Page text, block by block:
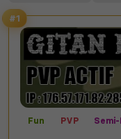
#1
Fun PVP Semi-